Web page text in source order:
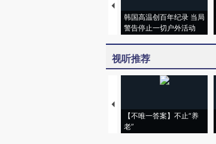
韩国高温创百年纪录 当局
警告停止一切户外活动
视听推荐
【不唯一答案】不止“养
老”